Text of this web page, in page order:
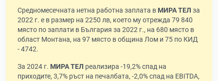
Средномесечната нетна работна заплата в МИРА ТЕЛ за
2022 г. е в размер на 2250 лв, което му отрежда 79 840
място по заплати в България за 2022 г., на 680 място в
област Монтана, на 97 място в община Лом и 75 по КИД
- 4742.
За 2024 г. МИРА ТЕЛ реализира -19,2% спад на
приходите, 3,7% ръст на печалбата, -2,0% спад на EBITDA,